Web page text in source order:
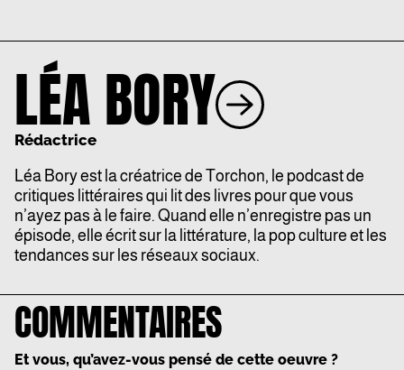
LÉA BORY
Rédactrice
Léa Boryest la créatrice de Torchon, le podcast de
critiques littéraires qui lit des livres pour que vous
n’ayez pas à le faire. Quand elle n’enregistre pas un
épisode, elle écrit sur la littérature, la pop culture et les
tendances sur les réseaux sociaux.
COMMENTAIRES
Et vous, qu’avez-vous pensé de cette oeuvre ?